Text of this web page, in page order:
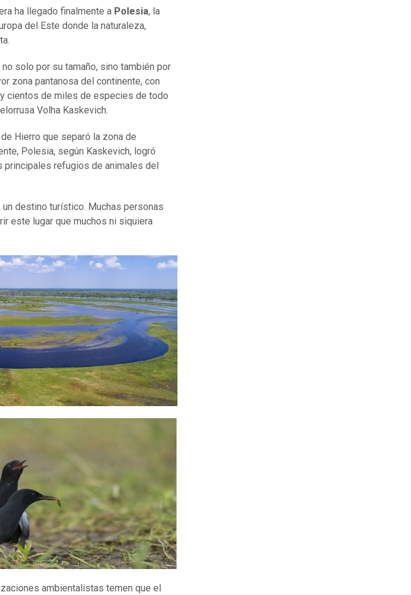
ha llegado finalmente a Polesia, la
del Este donde la naturaleza,
solo por su tamaño, sino también por
zona pantanosa del continente, con
cientos de miles de especies de todo
Volha Kaskevich.
Hierro que separó la zona de
Polesia, según Kaskevich, logró
refugios de animales del
destino turístico. Muchas personas
este lugar que muchos ni siquiera
ambientalistas temen que el